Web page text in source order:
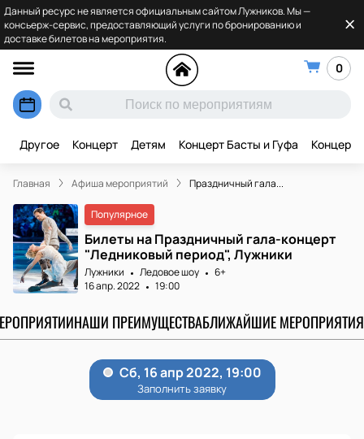
Данный ресурс не является официальным сайтом Лужников. Мы —
консьерж-сервис, предоставляющий услуги по бронированию и
доставке билетов на мероприятия.
0
Другое Концерт Детям Концерт Басты и Гуфа Концерт
Главная Афиша мероприятий Праздничный гала...
Популярное
Билеты на Праздничный гала-концерт
"Ледниковый период", Лужники
Лужники Ледовое шоу
6+
16 апр. 2022
19:00
НАШИ ПРЕИМУЩЕСТВАБЛИЖАЙШИЕ МЕРОПРИЯТИЯ